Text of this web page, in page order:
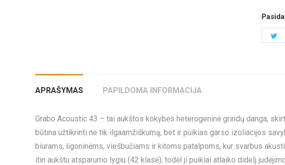
APRAŠYMAS PAPILDOMA INFORMACIJA
Grabo Acoustic 43 – tai aukštos kokybės heterogeninė grindų danga,
būtina užtikrinti ne tik ilgaamžiškumą, bet ir puikias garso izoliacijos
biurams, ligoninėms, viešbučiams ir kitoms patalpoms, kur svarbus
itin aukštu atsparumo lygiu (42 klasė), todėl ji puikiai atlaiko didelį